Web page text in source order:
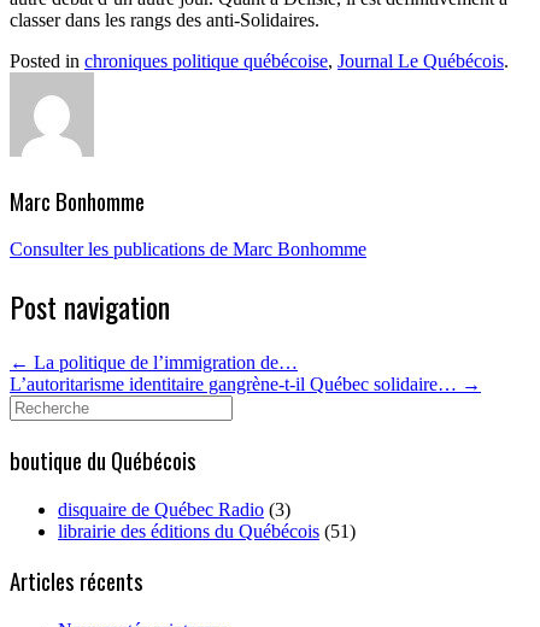
classer dans les rangs des anti-Solidaires.
Posted in chroniques politique québécoise, Journal Le Québécois.
Marc Bonhomme
Consulter les publications de Marc Bonhomme
Post navigation
← La politique de l’immigration de…
L’autoritarisme identitaire gangrène-t-il Québec solidaire… →
Search
for:
boutique du Québécois
disquaire de Québec Radio (3)
librairie des éditions du Québécois (51)
Articles récents